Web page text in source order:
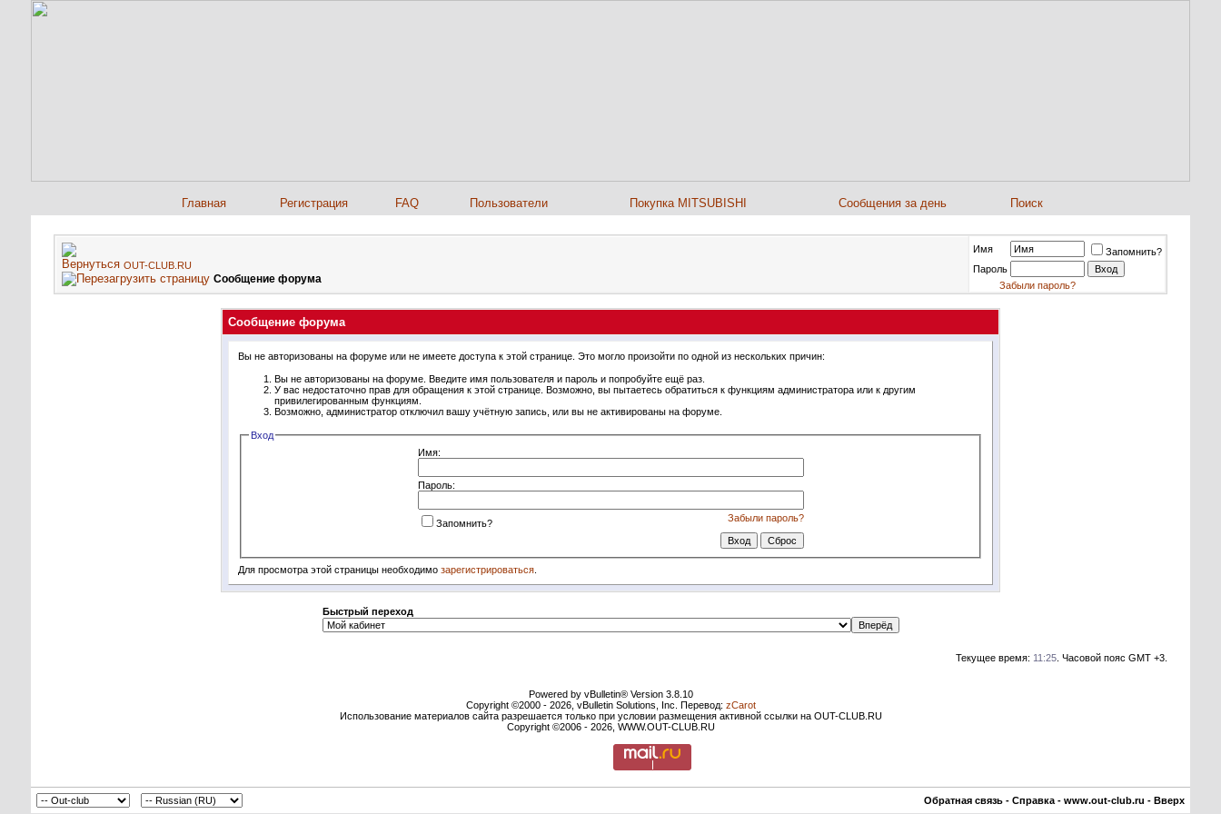
Главная Регистрация FAQ Пользователи Покупка MITSUBISHI Сообщения за день Поиск
OUT-CLUB.RU
Сообщение форума
Имя
Запомнить?
Пароль
Забыли пароль?
Сообщение форума
Вы не авторизованы на форуме или не имеете доступа к этой странице. Это могло произойти по одной из нескольких причин:
Вы не авторизованы на форуме. Введите имя пользователя и пароль и попробуйте ещё раз.
У вас недостаточно прав для обращения к этой странице. Возможно, вы пытаетесь обратиться к функциям администратора или к другим
привилегированным функциям.
Возможно, администратор отключил вашу учётную запись, или вы не активированы на форуме.
Вход
Имя:
Пароль:
Забыли пароль?
Запомнить?
Для просмотра этой страницы необходимо зарегистрироваться
Быстрый переход
Текущее время: 11:25 . Часовой пояс GMT +3.
Powered by vBulletin® Version 3.8.10
Copyright ©2000 - 2026, vBulletin Solutions, Inc. Перевод: zCarot
Использование материалов сайта разрешается только при условии размещения активной ссылки на OUT-CLUB.RU
Copyright ©2006 - 2026, WWW.OUT-CLUB.RU
Обратная связь - Справка - www.out-club.ru - Вверх